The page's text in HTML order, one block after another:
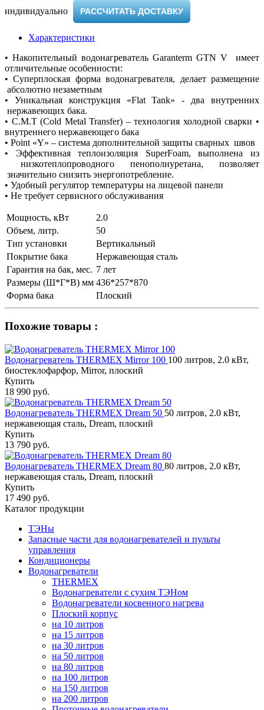
индивидуально ​
РАССЧИТАТЬ ДОСТАВКУ
Характеристики
• Накопительный водонагреватель Garanterm GTN V имеет
отличительные особенности:
• Суперплоская форма водонагревателя, делает размещение
абсолютно незаметным
• Уникальная конструкция «Flat Tank» - два внутренних
нержавеющих бака.
• С.М.Т (Cold Metal Transfer) – технология холодной сварки •
внутреннего нержавеющего бака
• Point «Y» – система дополнительной защиты сварных швов
• Эффективная теплоизоляция SuperFoam, выполнена из
низкотеплопроводного пенополиуретана, позволяет
значительно снизить энергопотребление.
• Удобный регулятор температуры на лицевой панели
• Не требует сервисного обслуживания
Мощность, кВт
2.0
Объем, литр.
50
Тип установки
Вертикальный
Покрытие бака
Нержавеющая сталь
Гарантия на бак, мес. 7 лет
Размеры (Ш*Г*В) мм 436*257*870
Форма бака
Плоский
Похожие товары :
Водонагреватель THERMEX Mirror 100 100 литров, 2.0 кВт,
биостеклофарфор, Mirror, плоский
Купить
18 990 руб.
Водонагреватель THERMEX Dream 50 50 литров, 2.0 кВт,
нержавеющая сталь, Dream, плоский
Купить
13 790 руб.
Водонагреватель THERMEX Dream 80 80 литров, 2.0 кВт,
нержавеющая сталь, Dream, плоский
Купить
17 490 руб.
Каталог продукции
ТЭНы
Запасные части для водонагревателей и пульты
управления
Кондиционеры
Водонагреватели
THERMEX
Водонагреватели с сухим ТЭНом
Водонагреватели косвенного нагрева
Плоский корпус
на 10 литров
на 15 литров
на 30 литров
на 50 литров
на 80 литров
на 100 литров
на 150 литров
на 200 литров